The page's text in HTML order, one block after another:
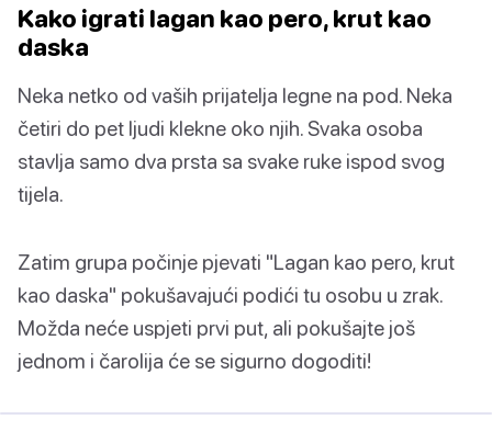
Kako igrati lagan kao pero, krut kao
daska
Neka netko od vaših prijatelja legne na pod. Neka
četiri do pet ljudi klekne oko njih. Svaka osoba
stavlja samo dva prsta sa svake ruke ispod svog
tijela.
Zatim grupa počinje pjevati "Lagan kao pero, krut
kao daska" pokušavajući podići tu osobu u zrak.
Možda neće uspjeti prvi put, ali pokušajte još
jednom i čarolija će se sigurno dogoditi!